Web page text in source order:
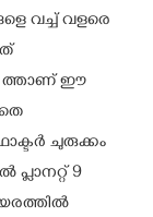
വച്ച് വളരെ
ത്താണ് ഈ
ചുരുക്കം
9